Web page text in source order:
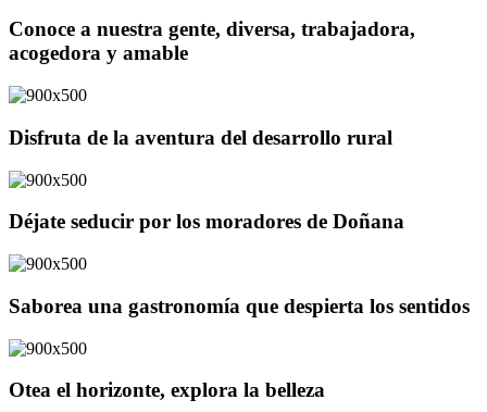
Conoce a nuestra gente, diversa, trabajadora,
acogedora y amable
Disfruta de la aventura del desarrollo rural
Déjate seducir por los moradores de Doñana
Saborea una gastronomía que despierta los sentidos
Otea el horizonte, explora la belleza